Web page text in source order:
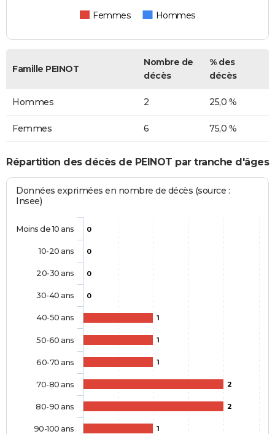
Femmes Hommes
Famille PEINOT
Nombre de
décès
% des
décès
Hommes 2 25,0 %
Femmes 6 75,0 %
Répartition des décès de PEINOT par tranche d'âges
Données exprimées en nombre de décès (source :
Insee)
0
0
0
0
1
1
1
2
2
1
Moins de 10 ans
10-20 ans
20-30 ans
30-40 ans
40-50 ans
50-60 ans
60-70 ans
70-80 ans
80-90 ans
90-100 ans